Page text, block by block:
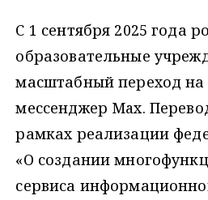
С 1 сентября 2025 года
образовательные
масштабный переход
мессенджер Мax.
рамках реализации
«О создании
сервиса